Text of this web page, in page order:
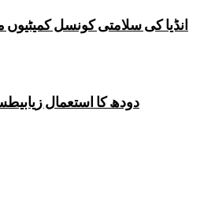
انڈیا کی سلامتی کونسل
دودھ کا استعمال